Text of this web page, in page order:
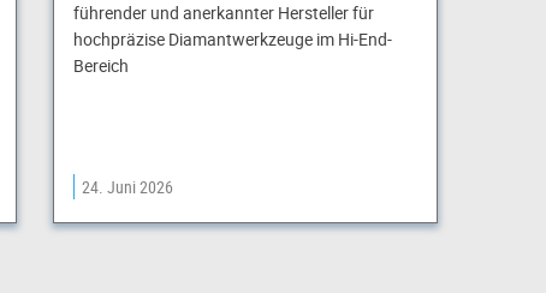
führender und anerkannter Hersteller für
hochpräzise Diamantwerkzeuge im Hi-End-
Bereich
24. Juni 2026